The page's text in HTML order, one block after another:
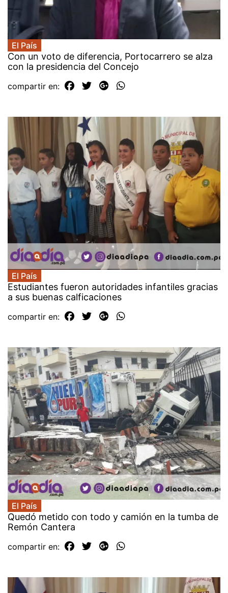
El País
Con un voto de diferencia, Portocarrero se alza
con la presidencia del Concejo
compartir en:
El País
Estudiantes fueron autoridades infantiles gracias
a sus buenas calficaciones
compartir en:
El País
Quedó metido con todo y camión en la tumba de
Remón Cantera
compartir en: